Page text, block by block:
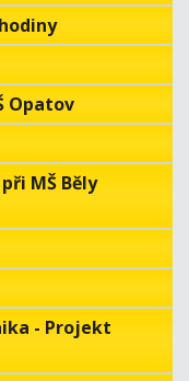
Opatov
MŠ Běly
- Projekt